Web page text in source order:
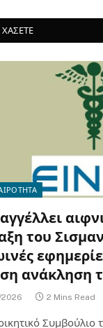
του
ανάκληση
2 Mins Read
Συμβούλιο